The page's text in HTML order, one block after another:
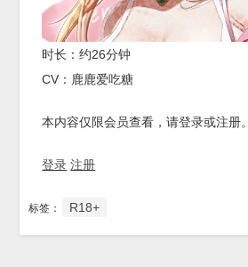
时长：约26分钟
CV：鹿鹿爱吃糖
本内容仅限会员查看，请登录或注册。
登录 注册
标签： R18+